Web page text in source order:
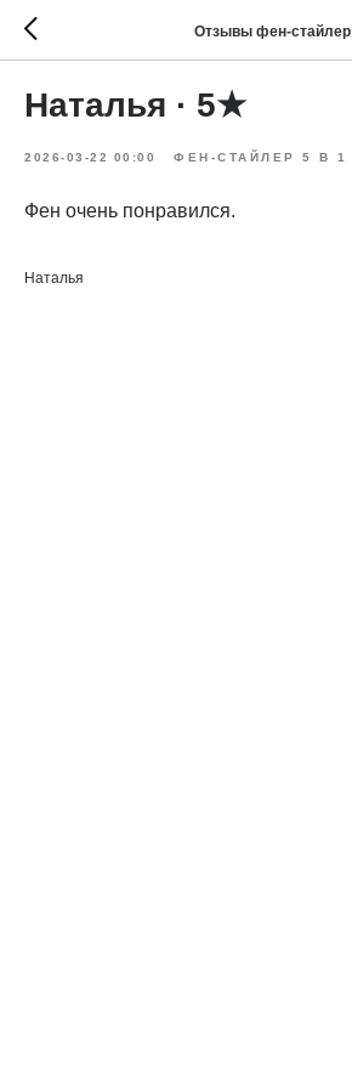
Отзывы фен-стайлер
Наталья · 5★
2026-03-22 00:00 ФЕН-СТАЙЛЕР 5 В 1
Фен очень понравился.
Наталья